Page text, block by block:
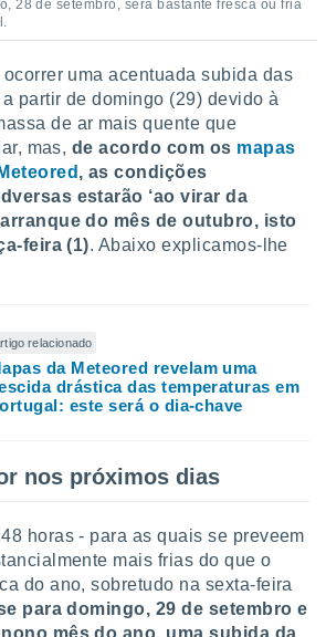
28 de setembro, será bastante fresca ou fria
uma acentuada subida das
partir de domingo (29) devido à
de ar mais quente que
mas, de acordo com os mapas
, as condições
estarão ‘ao virar da
do mês de outubro, isto
feira (1). Abaixo explicamos-lhe
relacionado
da Meteored revelam uma
drástica das temperaturas em
este será o dia-chave
nos próximos dias
horas - para as quais se preveem
mais frias do que o
do ano, sobretudo na sexta-feira
para domingo, 29 de setembro e
mês do ano, uma subida da